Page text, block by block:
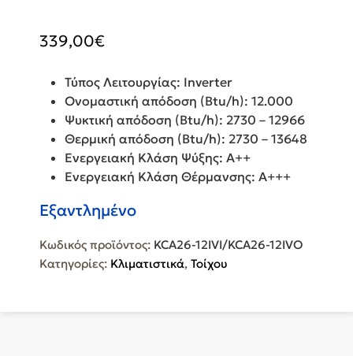
339,00€
Τύπος Λειτουργίας: Inverter
Ονομαστική απόδοση (Btu/h): 12.000
Ψυκτική απόδοση (Btu/h): 2730 – 12966
Θερμική απόδοση (Btu/h): 2730 – 13648
Ενεργειακή Κλάση Ψύξης: Α++
Ενεργειακή Κλάση Θέρμανσης: A+++
Εξαντλημένο
Κωδικός προϊόντος: KCA26-12IVI/KCA26-12IVO
Κατηγορίες: Κλιματιστικά, Τοίχου